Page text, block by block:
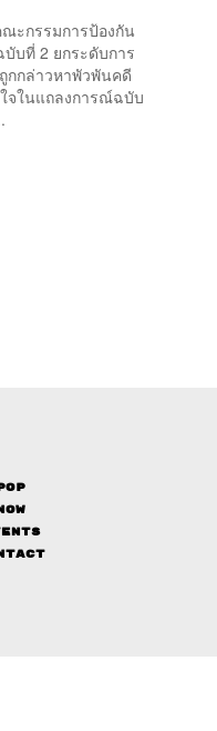
ะกรรมการป้องกัน
บที่ 2 ยกระดับการ
กกล่าวหาพัวพันคดี
จในแถลงการณ์ฉบับ